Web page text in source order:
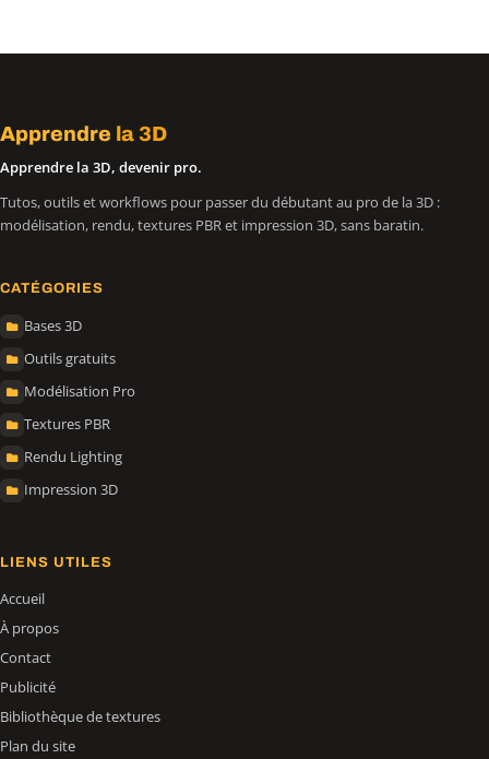
Apprendre la 3D
Apprendre la 3D, devenir pro.
Tutos, outils et workflows pour passer du débutant au pro de la 3D :
modélisation, rendu, textures PBR et impression 3D, sans baratin.
CATÉGORIES
Bases 3D
Outils gratuits
Modélisation Pro
Textures PBR
Rendu Lighting
Impression 3D
LIENS UTILES
Accueil
À propos
Contact
Publicité
Bibliothèque de textures
Plan du site